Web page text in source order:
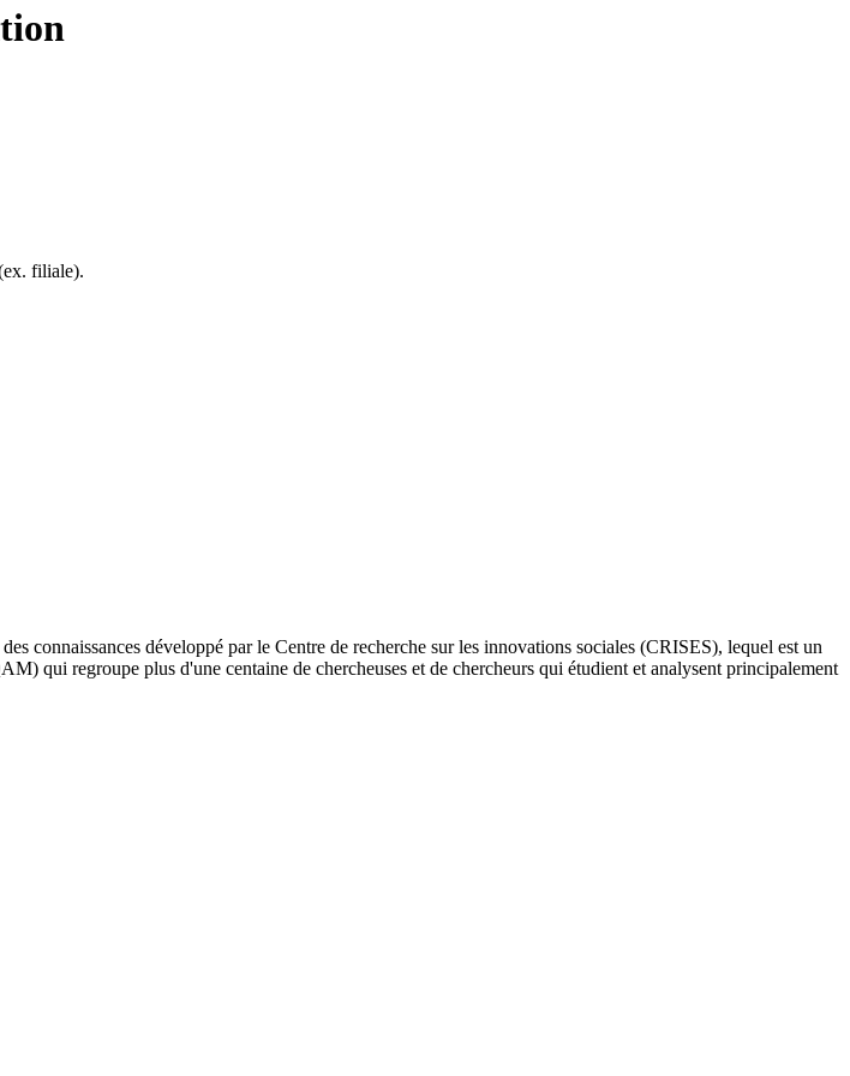
filiale).
connaissances développé par le Centre de recherche sur les innovations sociales (CRISES), lequel est un
qui regroupe plus d'une centaine de chercheuses et de chercheurs qui étudient et analysent principalement